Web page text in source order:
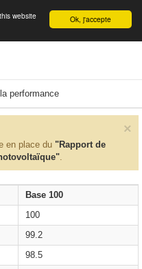
English Ok, j'accepte
website
performance
×
en place du "Rapport de
.
Base 100
100
99.2
98.5